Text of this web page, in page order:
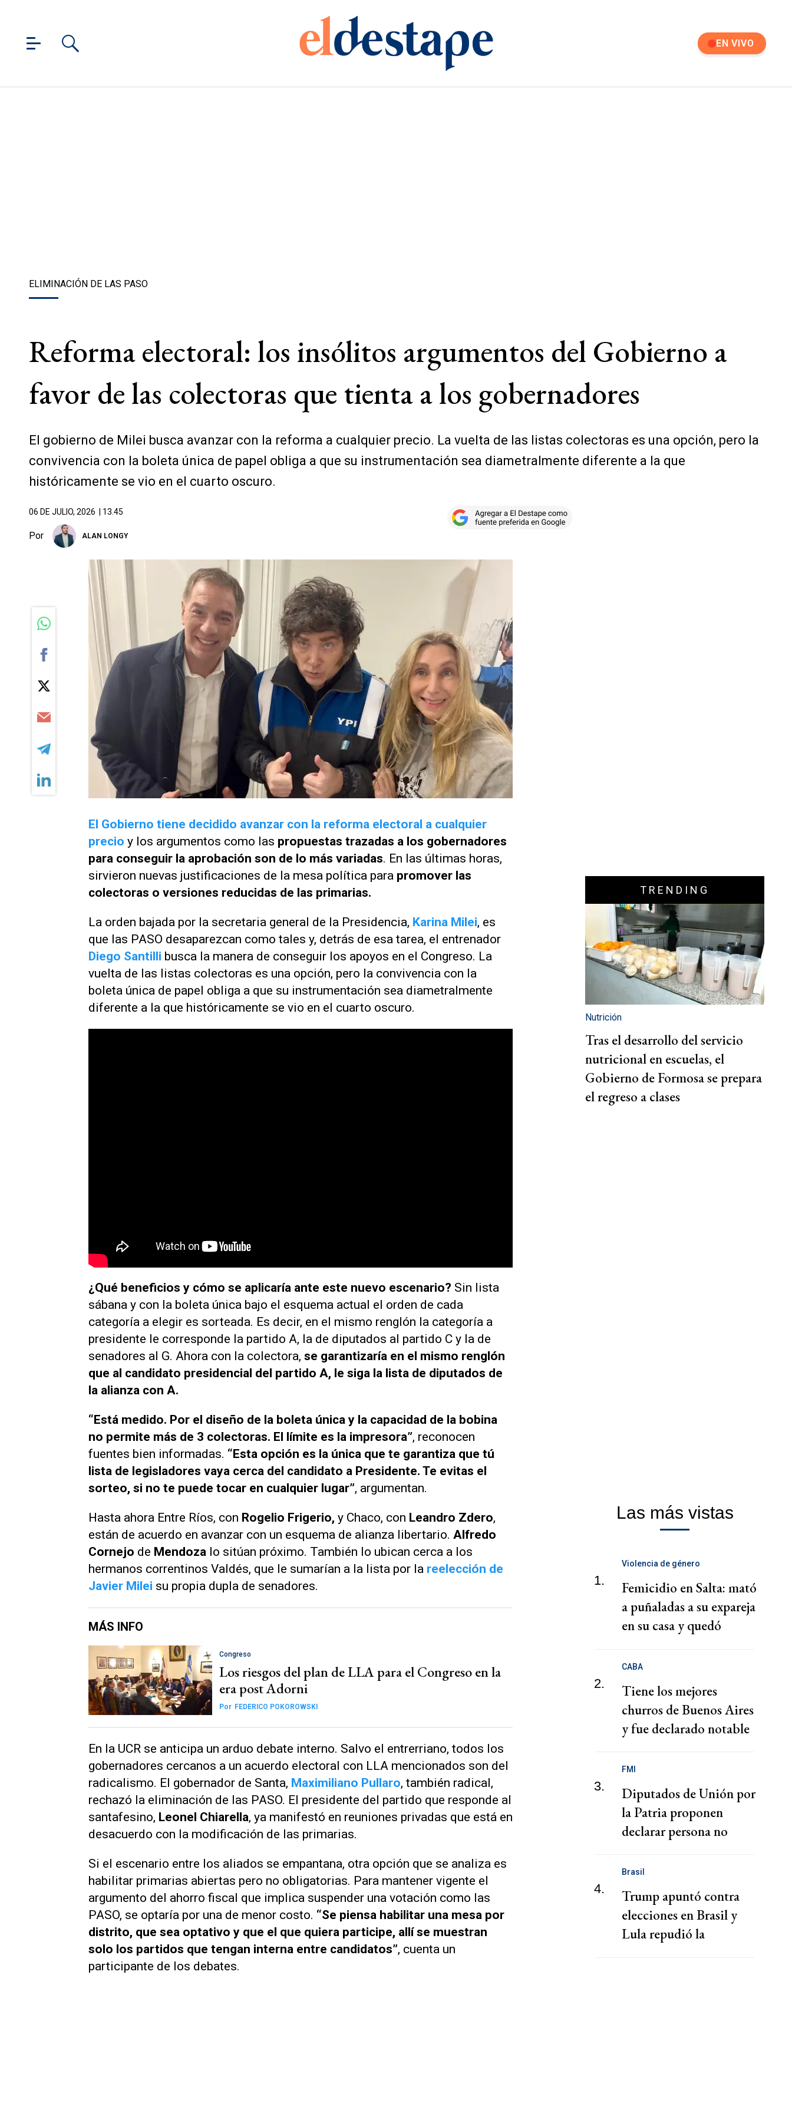
EN VIVO
ELIMINACIÓN DE LAS PASO
Reforma electoral: los insólitos argumentos del Gobierno a
favor de las colectoras que tienta a los gobernadores
El gobierno de Milei busca avanzar con la reforma a cualquier precio. La vuelta de las listas colectoras es una opción, pero la
convivencia con la boleta única de papel obliga a que su instrumentación sea diametralmente diferente a la que
históricamente se vio en el cuarto oscuro.
06 DE JULIO, 2026 | 13.45
Por ALAN LONGY
El Gobierno tiene decidido avanzar con la reforma electoral a cualquier
precio y los argumentos como las propuestas trazadas a los gobernadores
para conseguir la aprobación son de lo más variadas. En las últimas horas,
sirvieron nuevas justificaciones de la mesa política para promover las
colectoras o versiones reducidas de las primarias.
La orden bajada por la secretaria general de la Presidencia, Karina Milei, es
que las PASO desaparezcan como tales y, detrás de esa tarea, el entrenador
Diego Santilli busca la manera de conseguir los apoyos en el Congreso. La
vuelta de las listas colectoras es una opción, pero la convivencia con la
boleta única de papel obliga a que su instrumentación sea diametralmente
diferente a la que históricamente se vio en el cuarto oscuro.
¿Qué beneficios y cómo se aplicaría ante este nuevo escenario? Sin lista
sábana y con la boleta única bajo el esquema actual el orden de cada
categoría a elegir es sorteada. Es decir, en el mismo renglón la categoría a
presidente le corresponde la partido A, la de diputados al partido C y la de
senadores al G. Ahora con la colectora, se garantizaría en el mismo renglón
que al candidato presidencial del partido A, le siga la lista de diputados de
la alianza con A.
“Está medido. Por el diseño de la boleta única y la capacidad de la bobina
no permite más de 3 colectoras. El límite es la impresora”, reconocen
fuentes bien informadas. “Esta opción es la única que te garantiza que tú
lista de legisladores vaya cerca del candidato a Presidente. Te evitas el
sorteo, si no te puede tocar en cualquier lugar”, argumentan.
Hasta ahora Entre Ríos, con Rogelio Frigerio, y Chaco, con Leandro Zdero,
están de acuerdo en avanzar con un esquema de alianza libertario. Alfredo
Cornejo de Mendoza lo sitúan próximo. También lo ubican cerca a los
hermanos correntinos Valdés, que le sumarían a la lista por la reelección de
Javier Milei su propia dupla de senadores.
MÁS INFO
Congreso
Los riesgos del plan de LLA para el Congreso en la
era post Adorni
Por FEDERICO POKOROWSKI
En la UCR se anticipa un arduo debate interno. Salvo el entrerriano, todos los
gobernadores cercanos a un acuerdo electoral con LLA mencionados son del
radicalismo. El gobernador de Santa, Maximiliano Pullaro, también radical,
rechazó la eliminación de las PASO. El presidente del partido que responde al
santafesino, Leonel Chiarella, ya manifestó en reuniones privadas que está en
desacuerdo con la modificación de las primarias.
Si el escenario entre los aliados se empantana, otra opción que se analiza es
habilitar primarias abiertas pero no obligatorias. Para mantener vigente el
argumento del ahorro fiscal que implica suspender una votación como las
PASO, se optaría por una de menor costo. “Se piensa habilitar una mesa por
distrito, que sea optativo y que el que quiera participe, allí se muestran
solo los partidos que tengan interna entre candidatos”, cuenta un
participante de los debates.
TRENDING
Nutrición
Tras el desarrollo del servicio
nutricional en escuelas, el
Gobierno de Formosa se prepara
el regreso a clases
Las más vistas
1.
Violencia de género
Femicidio en Salta: mató
a puñaladas a su expareja
en su casa y quedó
2.
CABA
Tiene los mejores
churros de Buenos Aires
y fue declarado notable
3.
FMI
Diputados de Unión por
la Patria proponen
declarar persona no
4.
Brasil
Trump apuntó contra
elecciones en Brasil y
Lula repudió la